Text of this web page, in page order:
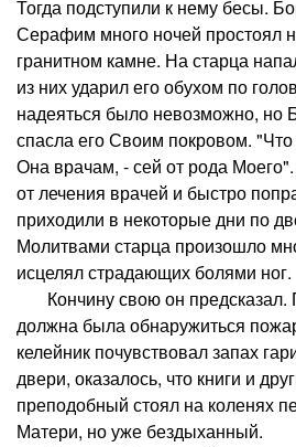
Тогда подступили к нему бесы.
Серафим много ночей простоял
гранитном камне. На старца
из них ударил его обухом по
надеяться было невозможно, но
спасла его Своим покровом. "Что
Она врачам, - сей от рода
от лечения врачей и быстро
приходили в некоторые дни по
Молитвами старца произошло
исцелял страдающих болями ног.
Кончину свою он предсказал.
должна была обнаружиться
келейник почувствовал запах
двери, оказалось, что книги и
преподобный стоял на коленях
Матери, но уже бездыханный.